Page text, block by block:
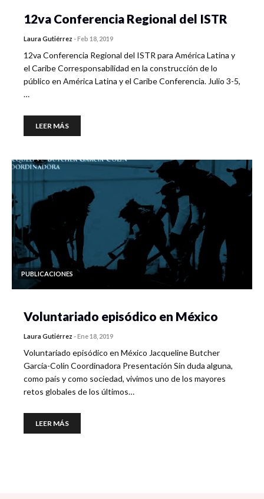
12va Conferencia Regional del ISTR
Laura Gutiérrez -Feb 18, 2019
12va Conferencia Regional del ISTR para América Latina y
el Caribe Corresponsabilidad en la construcción de lo
público en América Latina y el Caribe Conferencia. Julio 3-5,
…
LEER MÁS
PUBLICACIONES
Voluntariado episódico en México
Laura Gutiérrez -Ene 18, 2019
Voluntariado episódico en México Jacqueline Butcher
García-Colín Coordinadora Presentación Sin duda alguna,
como país y como sociedad, vivimos uno de los mayores
retos globales de los últimos…
LEER MÁS